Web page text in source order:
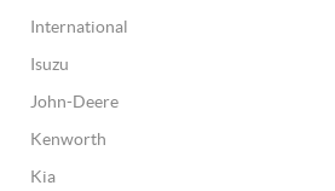
International
Isuzu
John-Deere
Kenworth
Kia